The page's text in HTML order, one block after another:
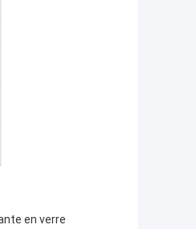
en verre